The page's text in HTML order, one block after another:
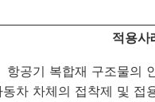
적용사
항공기 복합재 구조물의
동차 차체의 접착제 및 접